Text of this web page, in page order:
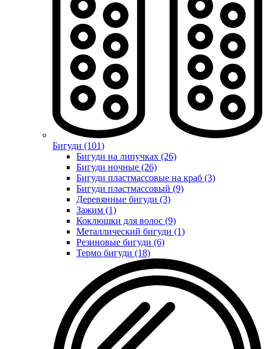
Бигуди (101)
Бигуди на липучках (26)
Бигуди ночные (26)
Бигуди пластмассовые на краб (3)
Бигуди пластмассовый (9)
Деревянные бигуди (3)
Зажим (1)
Коклюшки для волос (9)
Металлический бигуди (1)
Резиновые бигуди (6)
Термо бигуди (18)